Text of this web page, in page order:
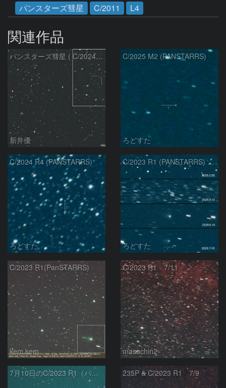
パンスターズ彗星
C/2011 L4
関連作品
パンスターズ彗星 ( C/2024R4 )：2026/07/27
新井優
C/2025 M2 (PANSTARRS)
ろどすた
C/2024 R4 (PANSTARRS)
ろどすた
C/2023 R1 (PANSTARRS) の変化
ろどすた
C/2023 R1(PanSTARRS)
kem.kem
C/2023 R1 7/11
masachin2
7月10日のC/2023 R1（パンスターズ彗星） 235P & C/2023 R1 7/9